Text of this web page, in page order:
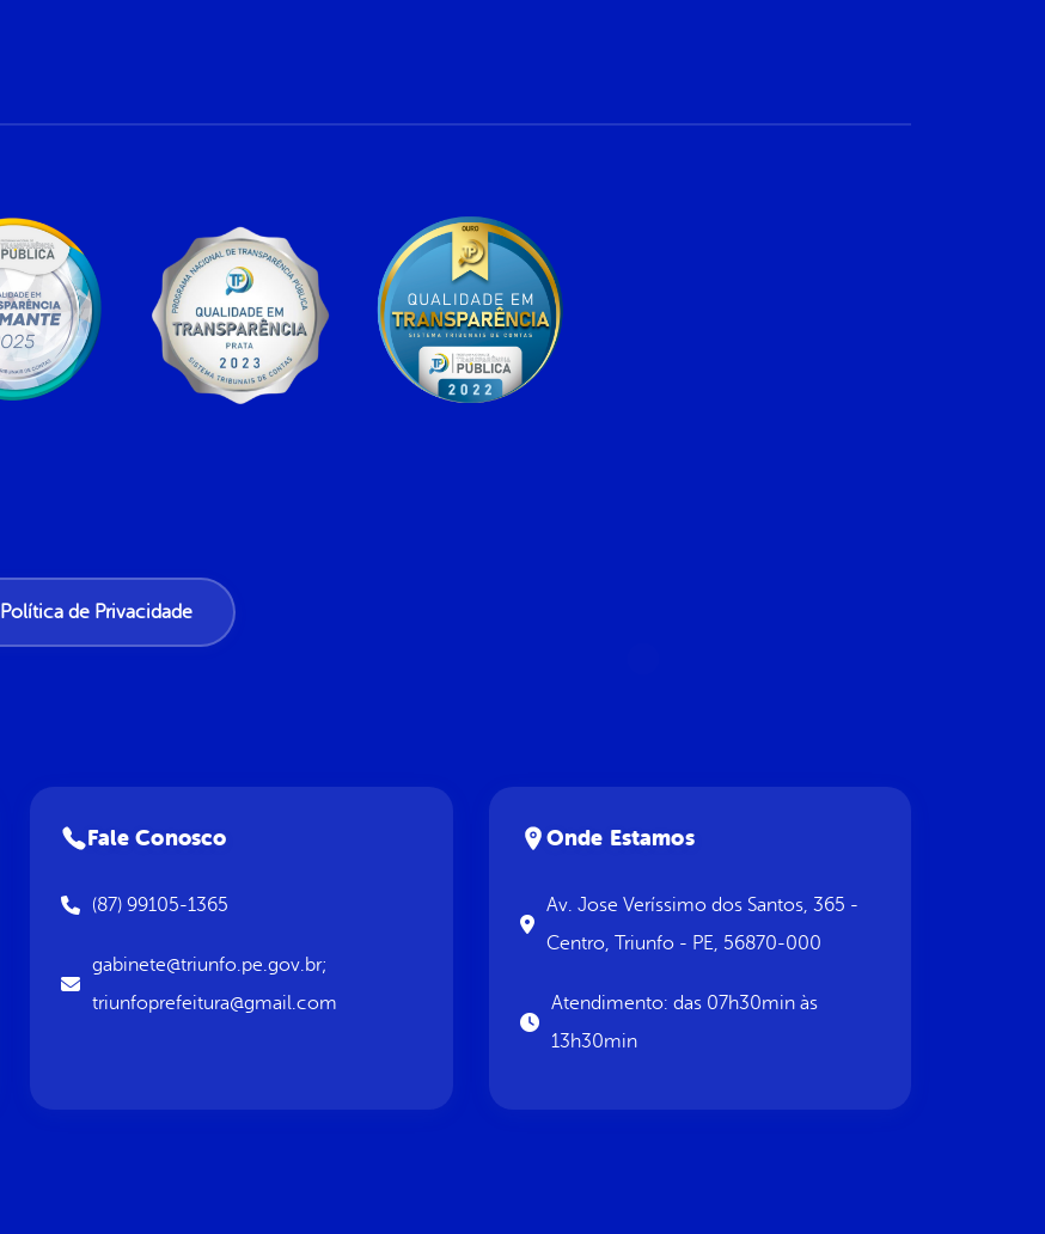
Política de Privacidade
Fale Conosco
(87) 99105-1365
gabinete@triunfo.pe.gov.br;
triunfoprefeitura@gmail.com
Onde Estamos
Av. Jose Veríssimo dos Santos, 365 -
Centro, Triunfo - PE, 56870-000
Atendimento: das 07h30min às
13h30min